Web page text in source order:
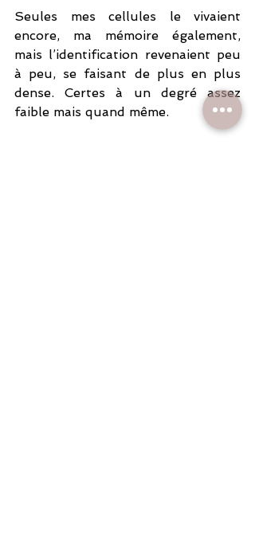
Seules mes cellules le vivaient
encore, ma mémoire également,
mais l’identification revenaient peu
à peu, se faisant de plus en plus
dense. Certes à un degré assez
faible mais quand même.